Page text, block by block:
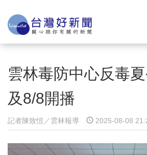
雲林毒防中心反毒
及8/8開播
記者陳致愷／雲林報導 2025-08-08